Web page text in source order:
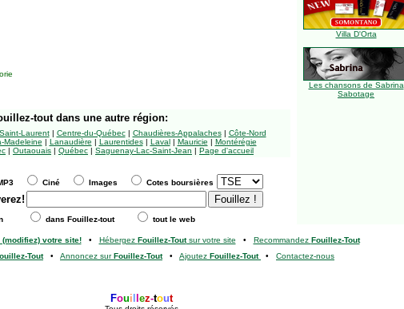
Villa D'Orta
Les chansons de Sabrina
Sabotage
toutdans une autre région:
Laurent| Centre-du-Québec| Chaudières-Appalaches| Côte-Nord
Madeleine | Lanaudière | Laurentides| Laval| Mauricie | Montérégie
| Outaouais | Québec | Saguenay-Lac-Saint-Jean | Page d'accueil
Ciné Images Cotes boursières
dans Fouillez-tout tout le web
(modifiez) votre site!• Hébergez Fouillez-Toutsur votre site • Recommandez Fouillez-Tout
Tout• Annoncez surFouillez-Tout• Ajoutez Fouillez-Tout • Contactez-nous
Foui ez-tout